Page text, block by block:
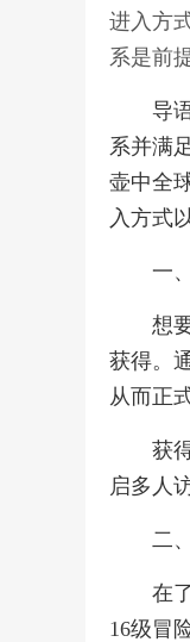
进入方
系是前
导
系并满
壶中全
入方式
一
想
获得。
从而正
获
启多人
二
在
16级冒